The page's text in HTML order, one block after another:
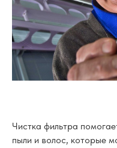
Чистка фильтра
пыли и волос, которые